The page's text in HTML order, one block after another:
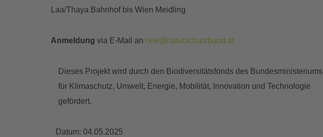
Laa/Thaya Bahnhof bis Wien Meidling
Anmeldung via E-Mail an noe@naturschutzbund.at
Dieses Projekt wird durch den Biodiversitätsfonds des Bundesministeriums
für Klimaschutz, Umwelt, Energie, Mobilität, Innovation und Technologie
gefördert.
Datum: 04.05.2025